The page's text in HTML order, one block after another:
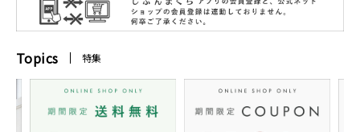
Topics 特集